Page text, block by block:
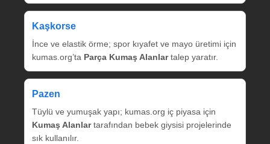
Kaşkorse
İnce ve elastik örme; spor kıyafet ve mayo üretimi için
kumas.org’ta Parça Kumaş Alanlartalep yaratır.
Pazen
Tüylü ve yumuşak yapı; kumas.org iç piyasa için
Kumaş Alanlartarafından bebek giysisi projelerinde
sık kullanılır.